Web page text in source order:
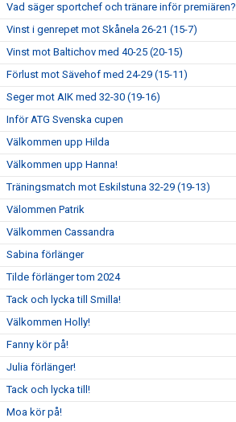
Vad säger sportchef och tränare inför premiären?
Vinst i genrepet mot Skånela 26-21 (15-7)
Vinst mot Baltichov med 40-25 (20-15)
Förlust mot Sävehof med 24-29 (15-11)
Seger mot AIK med 32-30 (19-16)
Inför ATG Svenska cupen
Välkommen upp Hilda
Välkommen upp Hanna!
Träningsmatch mot Eskilstuna 32-29 (19-13)
Välommen Patrik
Välkommen Cassandra
Sabina förlänger
Tilde förlänger tom 2024
Tack och lycka till Smilla!
Välkommen Holly!
Fanny kör på!
Julia förlänger!
Tack och lycka till!
Moa kör på!